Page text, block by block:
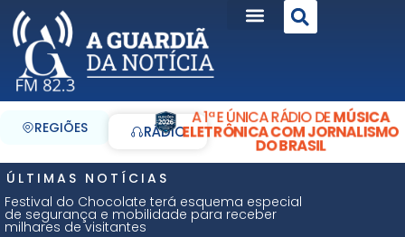
REGIÕES RÁDIO
A 1ª E ÚNICA RÁDIO DEMÚSICA
ELETRÔNICA COM JORNALISMO
DO BRASIL
ÚLTIMAS NOTÍCIAS
Festival do Chocolate terá esquema especial
de segurança e mobilidade para receber
milhares de visitantes